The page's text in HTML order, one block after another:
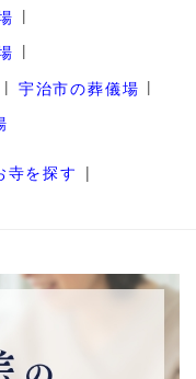
宇治市の葬儀場
寺を探す